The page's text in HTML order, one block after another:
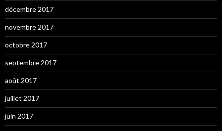
décembre 2017
novembre 2017
octobre 2017
septembre 2017
août 2017
juillet 2017
juin 2017